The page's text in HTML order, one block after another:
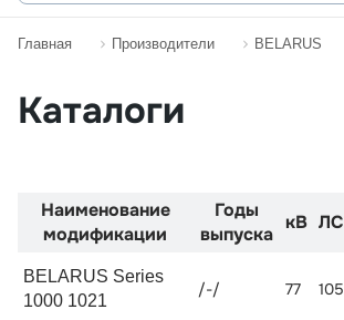
Главная Производители BELARUS
Каталоги
Наименование
модификации
Годы
выпуска
кВ ЛС
BELARUS Series
1000 1021
/-/ 77 105